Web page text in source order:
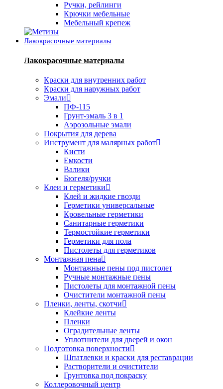
Ручки, рейлинги
Крючки мебельные
Мебельный крепеж
Лакокрасочные материалы
Лакокрасочные материалы
Краски для внутренних работ
Краски для наружных работ
Эмали
ПФ-115
Грунт-эмаль 3 в 1
Аэрозольные эмали
Покрытия для дерева
Инструмент для малярных работ
Кисти
Емкости
Валики
Бюгеля/ручки
Клеи и герметики
Клей и жидкие гвозди
Герметики универсальные
Кровельные герметики
Санитарные герметики
Термостойкие герметики
Герметики для пола
Пистолеты для герметиков
Монтажная пена
Монтажные пены под пистолет
Ручные монтажные пены
Пистолеты для монтажной пены
Очистители монтажной пены
Пленки, ленты, скотчи
Клейкие ленты
Пленки
Оградительные ленты
Уплотнители для дверей и окон
Подготовка поверхности
Шпатлевки и краски для реставрации
Растворители и очистители
Грунтовка под покраску
Коллеровочный центр